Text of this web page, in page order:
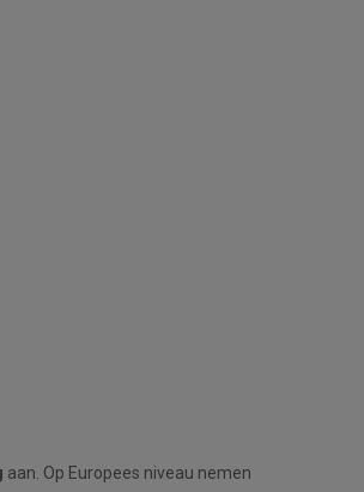
aan. Op Europees niveau nemen